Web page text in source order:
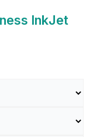
InkJet